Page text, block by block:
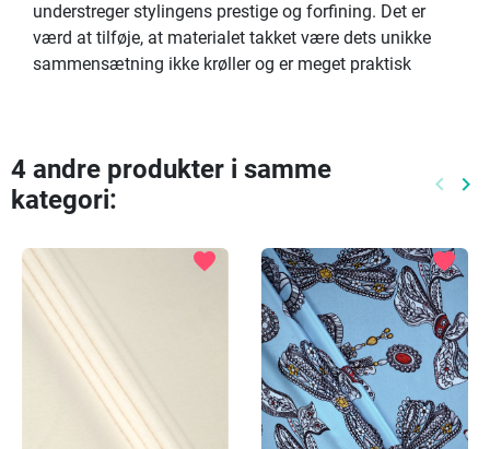
understreger stylingens prestige og forfining. Det er
værd at tilføje, at materialet takket være dets unikke
sammensætning ikke krøller og er meget praktisk
4 andre produkter i samme
kategori:
keyboard_arrow_left keyboard_arrow_right
favorite favorite